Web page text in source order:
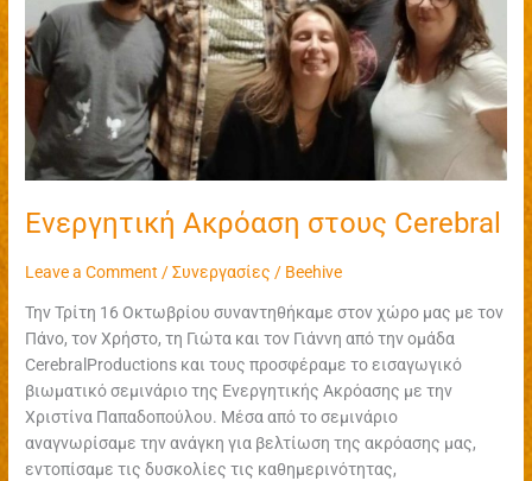
Ενεργητική Ακρόαση στους Cerebral
Leave a Comment /Συνεργασίες / Beehive
Την Τρίτη 16 Οκτωβρίου συναντηθήκαμε στον χώρο μας με τον
Πάνο, τον Χρήστο, τη Γιώτα και τον Γιάννη από την ομάδα
CerebralProductions και τους προσφέραμε το εισαγωγικό
βιωματικό σεμινάριο της Ενεργητικής Ακρόασης με την
Χριστίνα Παπαδοπούλου. Μέσα από το σεμινάριο
αναγνωρίσαμε την ανάγκη για βελτίωση της ακρόασης μας,
εντοπίσαμε τις δυσκολίες τις καθημερινότητας,